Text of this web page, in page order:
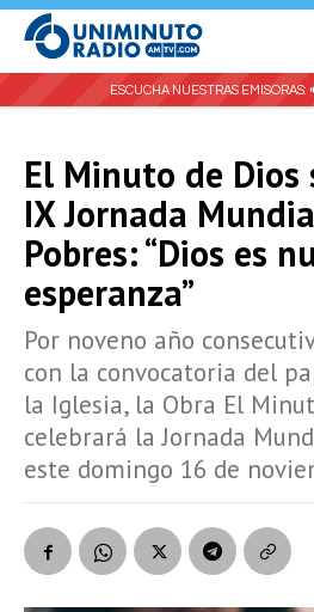
ESCUCHA NUESTRAS EMISORAS:
El Minuto de Dios
IX Jornada
Pobres: “Dios es
esperanza”
Por noveno año
con la convocatoria del
la Iglesia, la Obra El
celebrará la Jornada
este domingo 16 de